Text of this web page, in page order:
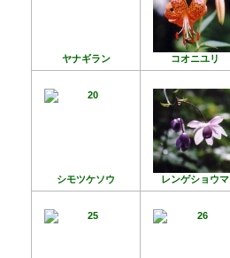
ヤナギラン コオニユリ
シモツケソウ レンゲショウマ